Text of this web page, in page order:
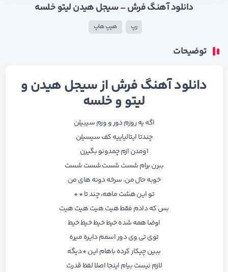
دانلود آهنگ فرش – سیجل هیدن لیتو خلسه
رپ هیپ هاپ
توضیحات
دانلود آهنگ فرش از سیجل هیدن و
لیتو و خلسه
اگه یه روزم دور و‌ ورم سیبیلن
چندتا ایتالیاییه کف سیسیلن
اومدن ازم چمدونو بگیرن
ببرن برام شست شست شست شست
خوبه حال من، سرخه دونه های من
تو این هشت ماهه، چند تا * *
بس که دادم فقط هیت هیت هیت هیت
اوضا همه شده خیط خیط خیط خیط
توی تی وی دور اسمم دایره میره
ببین چیکار کرده باهام این * دیگه
لازم نیست بیام اینجا اصلا لفظ قدرت